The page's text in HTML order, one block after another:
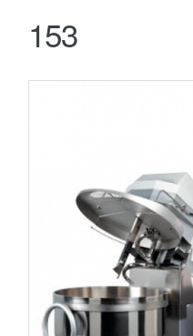
153
ТЕСТОМЕС MAG-
48 789RUB
Тестомес MAG-HS40
предназначенная
теста из ржаной и
влажности 39-54...
ПОДРОБНЕЕ